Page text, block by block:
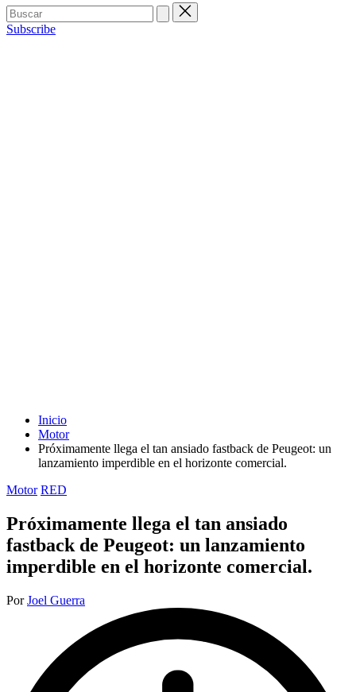
Buscar:
Subscribe
Inicio
Motor
Próximamente llega el tan ansiado fastback de Peugeot: un
lanzamiento imperdible en el horizonte comercial.
Publicada
Motor RED
Próximamente llega el tan ansiado
fastback de Peugeot: un lanzamiento
imperdible en el horizonte comercial.
Publicado
PorJoel Guerra